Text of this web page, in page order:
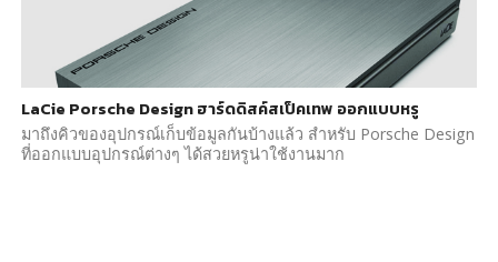
LaCie Porsche Design ฮาร์ดดิสค์สเป็คเทพ ออกแบบหรู
มาถึงคิวของอุปกรณ์เก็บข้อมูลกันบ้างแล้ว สำหรับ Porsche Design
ที่ออกแบบอุปกรณ์ต่างๆ ได้สวยหรูน่าใช้งานมาก